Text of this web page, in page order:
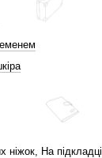
ніжок, На підкладці